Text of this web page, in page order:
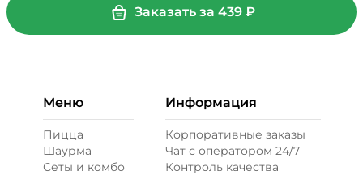
Заказать за 439 ₽
Меню
Пицца
Шаурма
Сеты и комбо
Информация
Корпоративные заказы
Чат с оператором 24/7
Контроль качества